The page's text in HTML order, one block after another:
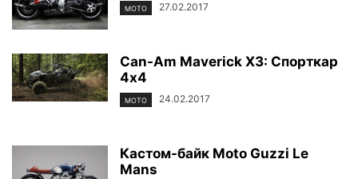
МОТО 27.02.2017
Сan-Am Maverick X3: Спорткар
4х4
МОТО 24.02.2017
Кастом-байк Moto Guzzi Le
Mans